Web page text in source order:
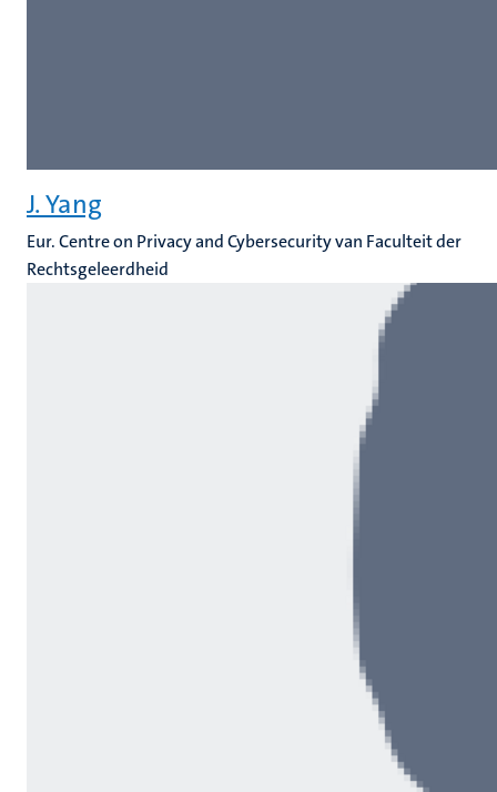
J. Yang
Eur. Centre on Privacy and Cybersecurity van Faculteit der
Rechtsgeleerdheid